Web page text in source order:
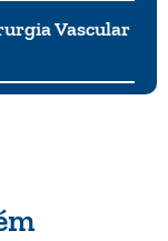
Vascular